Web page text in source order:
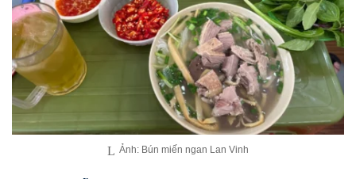
Ảnh: Bún miến ngan Lan Vinh